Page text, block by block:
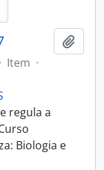
· Item ·
regula a
Biologia e